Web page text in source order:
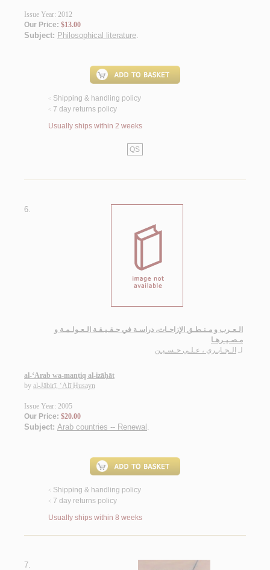
Issue Year: 2012
Our Price: $13.00
Subject: Philosophical literature.
< Shipping & handling policy
< 7 day returns policy
Usually ships within 2 weeks
QS
6.
الـعـرب و مـنـطـق الإزاحـات، دراسـة في حـقـيـقـة الـعـولـمـة و
مـصـيـرهـا
لـ الـجـابـري ، عـلـي حـسـيـن
al-‘Arab wa-manṭiq al-izāḥāt
by al-Jābirī, ‘Alī Ḥusayn
Issue Year: 2005
Our Price: $20.00
Subject: Arab countries -- Renewal .
< Shipping & handling policy
< 7 day returns policy
Usually ships within 8 weeks
7.